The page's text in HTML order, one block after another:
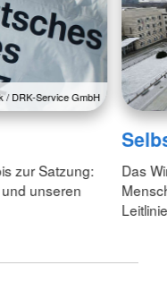
/ DRK-Service GmbH
zur Satzung:
unseren
Das